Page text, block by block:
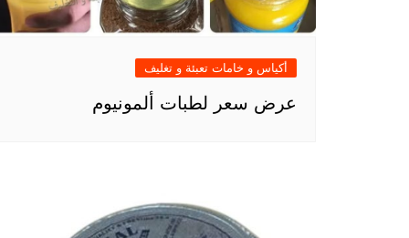
أكياس و خامات تعبئة و تغليف
عرض سعر لطبات ألمونيوم